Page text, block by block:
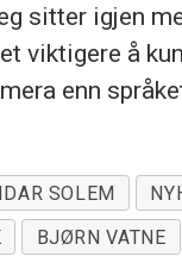
sitter igjen
viktigere å
enn
SOLEM
BJØRN VATNE